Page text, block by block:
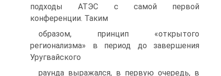
подходы АТЭС с самой первой
конференции. Таким
образом, принцип «открытого
регионализма» в период до завершения
Уругвайского
раунда выражался, в первую очередь, в